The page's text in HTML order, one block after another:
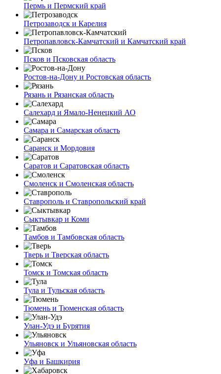
Пермь и Пермский край
Петрозаводск и Карелия
Петропавловск-Камчатский и Камчатский край
Псков и Псковская область
Ростов-на-Дону и Ростовская область
Рязань и Рязанская область
Салехард и Ямало-Ненецкий АО
Самара и Самарская область
Саранск и Мордовия
Саратов и Саратовская область
Смоленск и Смоленская область
Ставрополь и Ставропольский край
Сыктывкар и Коми
Тамбов и Тамбовская область
Тверь и Тверская область
Томск и Томская область
Тула и Тульская область
Тюмень и Тюменская область
Улан-Удэ и Бурятия
Ульяновск и Ульяновская область
Уфа и Башкирия